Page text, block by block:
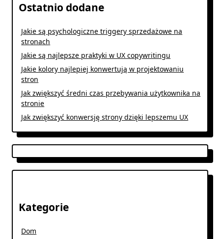
Ostatnio dodane
Jakie są psychologiczne triggery sprzedażowe na
stronach
Jakie są najlepsze praktyki w UX copywritingu
Jakie kolory najlepiej konwertują w projektowaniu
stron
Jak zwiększyć średni czas przebywania użytkownika na
stronie
Jak zwiększyć konwersję strony dzięki lepszemu UX
Kategorie
Dom